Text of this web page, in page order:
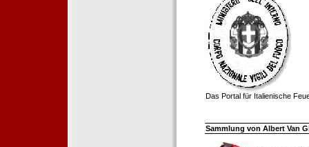
Das Portal für Italienische
Sammlung von Albert Van